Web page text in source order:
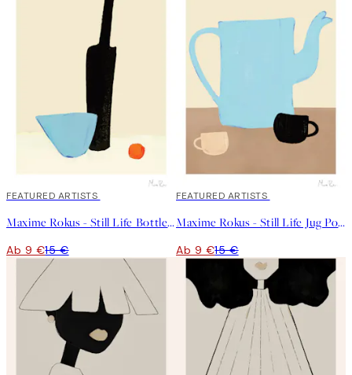
40%*
FEATURED ARTISTS
Maxime Rokus - Still Life Bottle Poster
Ab 9 €15 €
40%*
FEATURED ARTISTS
Maxime Rokus - Still Life Jug Poster
Ab 9 €15 €